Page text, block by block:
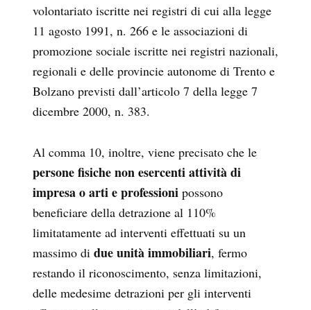
volontariato iscritte nei registri di cui alla legge
11 agosto 1991, n. 266 e le associazioni di
promozione sociale iscritte nei registri nazionali,
regionali e delle provincie autonome di Trento e
Bolzano previsti dall’articolo 7 della legge 7
dicembre 2000, n. 383.
Al comma 10, inoltre, viene precisato che le
persone fisiche non esercenti attività di
impresa o arti e professioni possono
beneficiare della detrazione al 110%
limitatamente ad interventi effettuati su un
massimo di due unità immobiliari, fermo
restando il riconoscimento, senza limitazioni,
delle medesime detrazioni per gli interventi